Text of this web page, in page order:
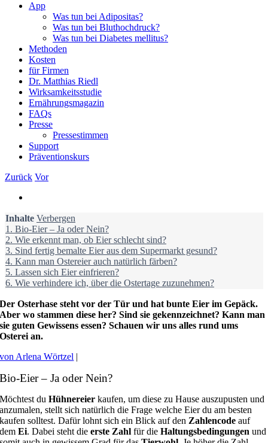
App
Was tun bei Adipositas?
Was tun bei Bluthochdruck?
Was tun bei Diabetes mellitus?
Methoden
Kosten
für Firmen
Dr. Matthias Riedl
Wirksamkeitsstudie
Ernährungsmagazin
FAQs
Presse
Pressestimmen
Support
Präventionskurs
Zurück Vor
Bild
Inhalte Verbergen
1. Bio-Eier – Ja oder Nein?
2. Wie erkennt man, ob Eier schlecht sind?
3. Sind fertig bemalte Eier aus dem Supermarkt gesund?
4. Kann man Ostereier auch natürlich färben?
5. Lassen sich Eier einfrieren?
6. Wie verhindere ich, über die Ostertage zuzunehmen?
Der Osterhase steht vor der Tür und hat bunte Eier im Gepäck.
Aber wo stammen diese her? Sind sie gekennzeichnet? Kann man
sie guten Gewissens essen? Schauen wir uns alles rund ums
Osterei an.
von Arlena Wörtzel |
Bio-Eier – Ja oder Nein?
Möchtest duHühnereierkaufen, um diese zu Hause auszupusten und
anzumalen, stellt sich natürlich die Frage welche Eier du am besten
kaufen solltest. Dafür lohnt sich ein Blick auf den Zahlencodeauf
demEi. Dabei steht dieerste Zahl für dieHaltungsbedingungenund